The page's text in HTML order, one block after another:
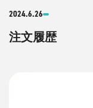
2024.6.26
注文履歴